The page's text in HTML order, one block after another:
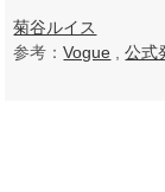
菊谷ルイス
参考：Vogue ,公式